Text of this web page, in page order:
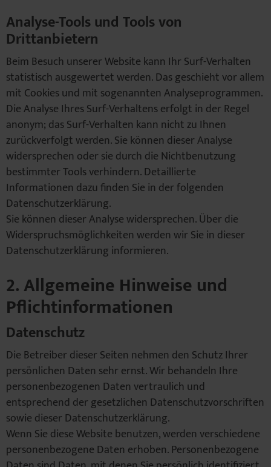
Analyse-Tools und Tools von
Drittanbietern
Beim Besuch unserer Website kann Ihr Surf-Verhalten
statistisch ausgewertet werden. Das geschieht vor allem
mit Cookies und mit sogenannten Analyseprogrammen.
Die Analyse Ihres Surf-Verhaltens erfolgt in der Regel
anonym; das Surf-Verhalten kann nicht zu Ihnen
zurückverfolgt werden. Sie können dieser Analyse
widersprechen oder sie durch die Nichtbenutzung
bestimmter Tools verhindern. Detaillierte
Informationen dazu finden Sie in der folgenden
Datenschutzerklärung.
Sie können dieser Analyse widersprechen. Über die
Widerspruchsmöglichkeiten werden wir Sie in dieser
Datenschutzerklärung informieren.
2. Allgemeine Hinweise und
Pflichtinformationen
Datenschutz
Die Betreiber dieser Seiten nehmen den Schutz Ihrer
persönlichen Daten sehr ernst. Wir behandeln Ihre
personenbezogenen Daten vertraulich und
entsprechend der gesetzlichen Datenschutzvorschriften
sowie dieser Datenschutzerklärung.
Wenn Sie diese Website benutzen, werden verschiedene
personenbezogene Daten erhoben. Personenbezogene